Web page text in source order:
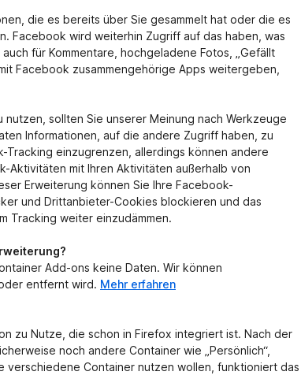
die es bereits über Sie gesammelt hat oder die es
Facebook wird weiterhin Zugriff auf das haben, was
für Kommentare, hochgeladene Fotos, „Gefällt
Facebook zusammengehörige Apps weitergeben,
sollten Sie unserer Meinung nach Werkzeuge
Informationen, auf die andere Zugriff haben, zu
einzugrenzen, allerdings können andere
Aktivitäten mit Ihren Aktivitäten außerhalb von
Erweiterung können Sie Ihre Facebook-
und Drittanbieter-Cookies blockieren und das
Tracking weiter einzudämmen.
Add-ons keine Daten. Wir können
entfernt wird. Mehr erfahren
zu Nutze, die schon in Firefox integriert ist. Nach der
noch andere Container wie „Persönlich“,
verschiedene Container nutzen wollen, funktioniert das